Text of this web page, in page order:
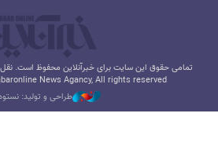
تمامی حقوق این سایت برای خبرآنلاین محفوظ است. نقل
News Agancy, All rights reserved
طراحی و تولید: